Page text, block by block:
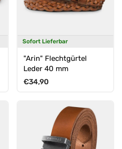
Sofort Lieferbar
"Arin" Flechtgürtel
Leder 40 mm
Normaler Preis
€34,90